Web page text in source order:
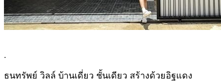
.
ธนทรัพย์ วิลล์ บ้านเดี่ยว ชั้นเดียว สร้างด้วยอิฐแดง